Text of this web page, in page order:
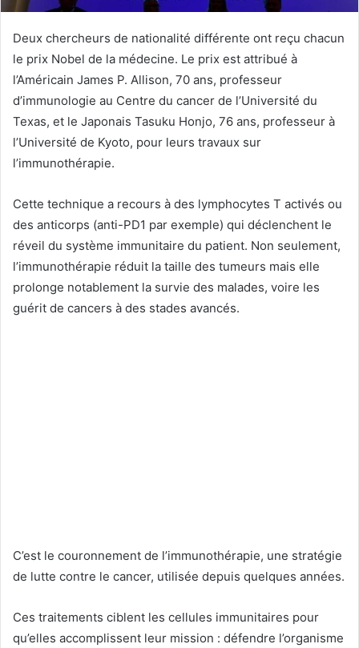
Deux chercheurs de nationalité différente ont reçu chacun
le prix Nobel de la médecine. Le prix est attribué à
l’Américain James P. Allison, 70 ans, professeur
d’immunologie au Centre du cancer de l’Université du
Texas, et le Japonais Tasuku Honjo, 76 ans, professeur à
l’Université de Kyoto, pour leurs travaux sur
l’immunothérapie.
Cette technique a recours à des lymphocytes T activés ou
des anticorps (anti-PD1 par exemple) qui déclenchent le
réveil du système immunitaire du patient. Non seulement,
l’immunothérapie réduit la taille des tumeurs mais elle
prolonge notablement la survie des malades, voire les
guérit de cancers à des stades avancés.
C’est le couronnement de l’immunothérapie, une stratégie
de lutte contre le cancer, utilisée depuis quelques années.
Ces traitements ciblent les cellules immunitaires pour
qu’elles accomplissent leur mission : défendre l’organisme